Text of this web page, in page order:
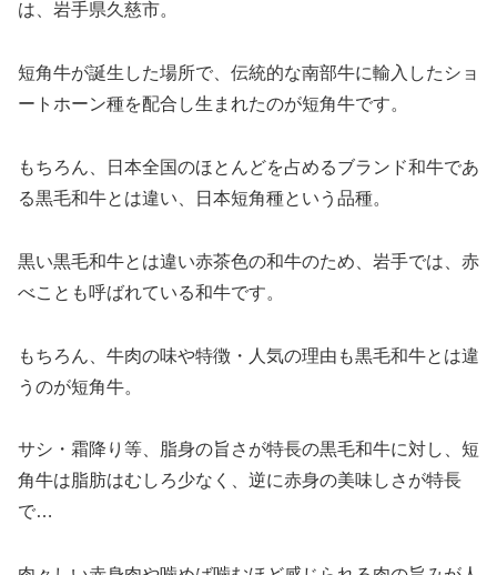
は、岩手県久慈市。
短角牛が誕生した場所で、伝統的な南部牛に輸入したショ
ートホーン種を配合し生まれたのが短角牛です。
もちろん、日本全国のほとんどを占めるブランド和牛であ
る黒毛和牛とは違い、日本短角種という品種。
黒い黒毛和牛とは違い赤茶色の和牛のため、岩手では、赤
べことも呼ばれている和牛です。
もちろん、牛肉の味や特徴・人気の理由も黒毛和牛とは違
うのが短角牛。
サシ・霜降り等、脂身の旨さが特長の黒毛和牛に対し、短
角牛は脂肪はむしろ少なく、逆に赤身の美味しさが特長
で…